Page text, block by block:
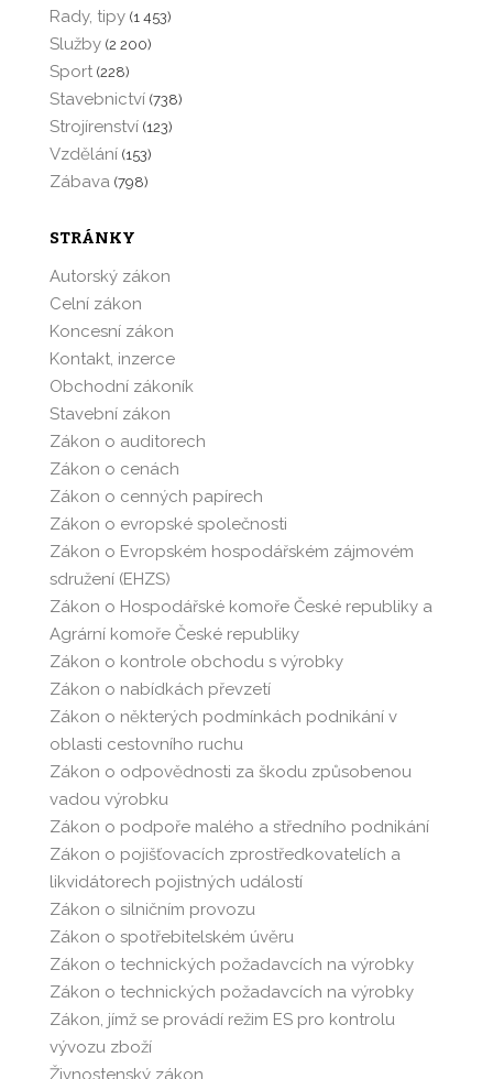
Rady, tipy (1 453)
Služby (2 200)
Sport (228)
Stavebnictví (738)
Strojírenství (123)
Vzdělání (153)
Zábava (798)
STRÁNKY
Autorský zákon
Celní zákon
Koncesní zákon
Kontakt, inzerce
Obchodní zákoník
Stavební zákon
Zákon o auditorech
Zákon o cenách
Zákon o cenných papírech
Zákon o evropské společnosti
Zákon o Evropském hospodářském zájmovém
sdružení (EHZS)
Zákon o Hospodářské komoře České republiky a
Agrární komoře České republiky
Zákon o kontrole obchodu s výrobky
Zákon o nabídkách převzetí
Zákon o některých podmínkách podnikání v
oblasti cestovního ruchu
Zákon o odpovědnosti za škodu způsobenou
vadou výrobku
Zákon o podpoře malého a středního podnikání
Zákon o pojišťovacích zprostředkovatelích a
likvidátorech pojistných událostí
Zákon o silničním provozu
Zákon o spotřebitelském úvěru
Zákon o technických požadavcích na výrobky
Zákon o technických požadavcích na výrobky
Zákon, jímž se provádí režim ES pro kontrolu
vývozu zboží
Živnostenský zákon